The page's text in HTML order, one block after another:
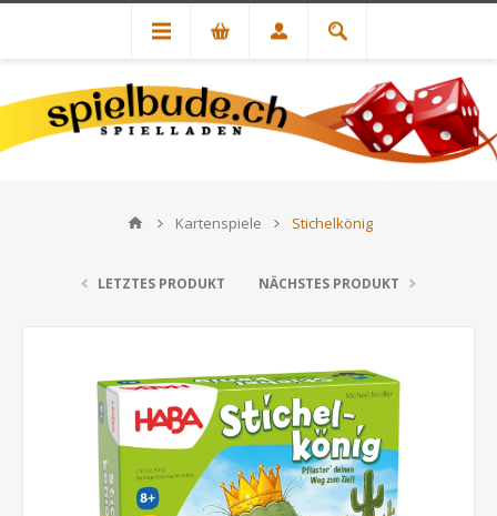
Kartenspiele Stichelkönig
LETZTES PRODUKT NÄCHSTES PRODUKT